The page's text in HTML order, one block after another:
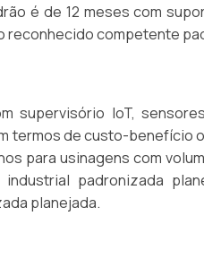
é de 12 meses com
competente
supervisório IoT,
termos de custo-benefício
para usinagens com
padronizada
planejada.